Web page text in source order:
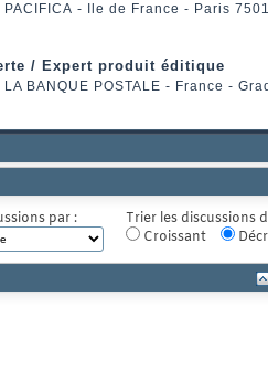
PACIFICA - Ile de France - Paris
/ Expert produit éditique
LA BANQUE POSTALE - France -
par :
Trier les discussions
Croissant